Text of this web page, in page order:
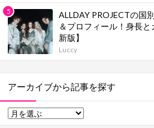
ALLDAY PROJECTの国
＆プロフィール！身長
新版】
Luccy
アーカイブから記事を探す